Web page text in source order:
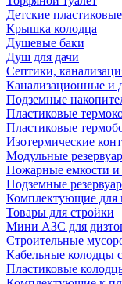
Детские
Крышка колодца
Душевые баки
Душ для дачи
Септики,
Канализационные и
Подземные
Пластиковые
Пластиковые
Изотермические
Модульные
Пожарные емкости и
Подземные
Комплектующие для
Товары для стройки
Мини АЗС для
Строительные
Кабельные колодцы
Пластиковые